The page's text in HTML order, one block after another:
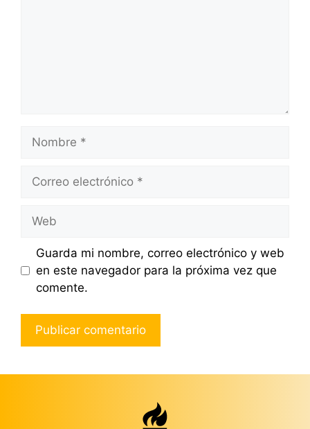
electrónico
Guarda mi nombre, correo electrónico y web
en este navegador para la próxima vez que
comente.